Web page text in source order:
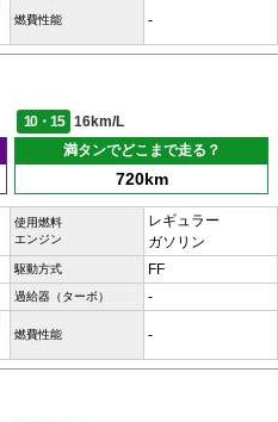
燃費性能 -
10・15
16km/L
満タンでどこまで走る？
720km
使用燃料
エンジン
レギュラー
ガソリン
駆動方式 FF
過給器（ターボ） -
燃費性能 -